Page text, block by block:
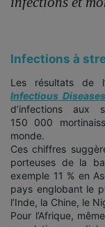
Infections à
Les résultats de
Infectious Diseases
d’infections aux
150 000
monde.
Ces chiffres
porteuses de la
exemple 11 % en
pays englobant le
l’Inde, la Chine, le
Pour l’Afrique,